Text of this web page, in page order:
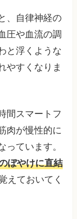
、自律神経の
圧や血流の調
と浮くような
やすくなりま
間スマートフ
肉が慢性的に
っています。
ぼやけに直結
えておいてく